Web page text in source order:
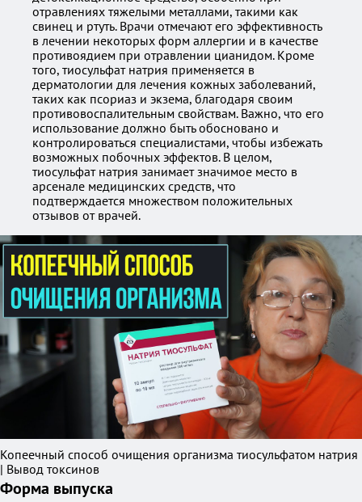
отравлениях тяжелыми металлами, такими как
свинец и ртуть. Врачи отмечают его эффективность
в лечении некоторых форм аллергии и в качестве
противоядием при отравлении цианидом. Кроме
того, тиосульфат натрия применяется в
дерматологии для лечения кожных заболеваний,
таких как псориаз и экзема, благодаря своим
противовоспалительным свойствам. Важно, что его
использование должно быть обосновано и
контролироваться специалистами, чтобы избежать
возможных побочных эффектов. В целом,
тиосульфат натрия занимает значимое место в
арсенале медицинских средств, что
подтверждается множеством положительных
отзывов от врачей.
Копеечный способ очищения организма тиосульфатом натрия
| Вывод токсинов
Форма выпуска